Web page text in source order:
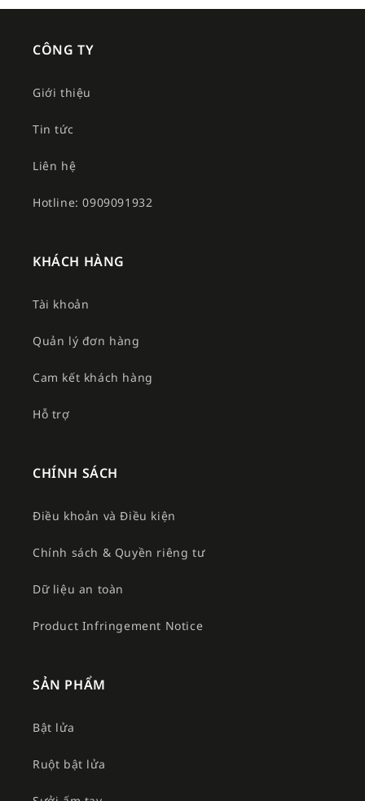
CÔNG TY
Giới thiệu
Tin tức
Liên hệ
Hotline: 0909091932
KHÁCH HÀNG
Tài khoản
Quản lý đơn hàng
Cam kết khách hàng
Hỗ trợ
CHÍNH SÁCH
Điều khoản và Điều kiện
Chính sách & Quyền riêng tư
Dữ liệu an toàn
Product Infringement Notice
SẢN PHẨM
Bật lửa
Ruột bật lửa